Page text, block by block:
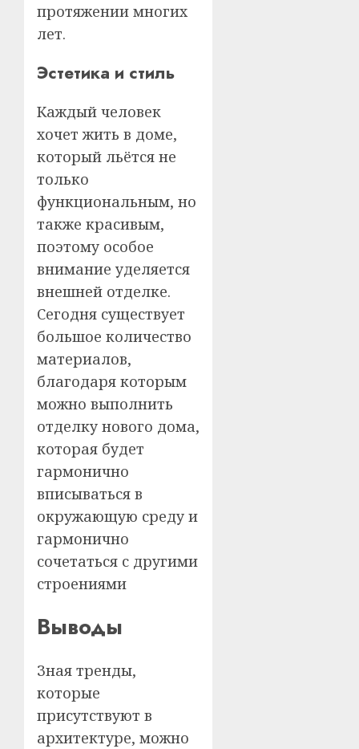
протяжении многих
лет.
Эстетика и стиль
Каждый человек
хочет жить в доме,
который льётся не
только
функциональным, но
также красивым,
поэтому особое
внимание уделяется
внешней отделке.
Сегодня существует
большое количество
материалов,
благодаря которым
можно выполнить
отделку нового дома,
которая будет
гармонично
вписываться в
окружающую среду и
гармонично
сочетаться с другими
строениями
Выводы
Зная тренды,
которые
присутствуют в
архитектуре, можно